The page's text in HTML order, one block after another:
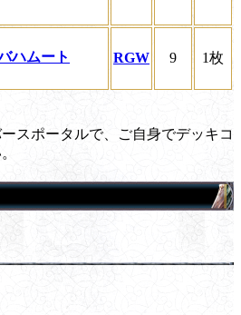
ハムート RGW 9 1枚
スポータルで、ご自身でデッキコ